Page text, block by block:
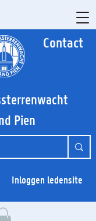
Contact
Pien
Inloggen ledensite